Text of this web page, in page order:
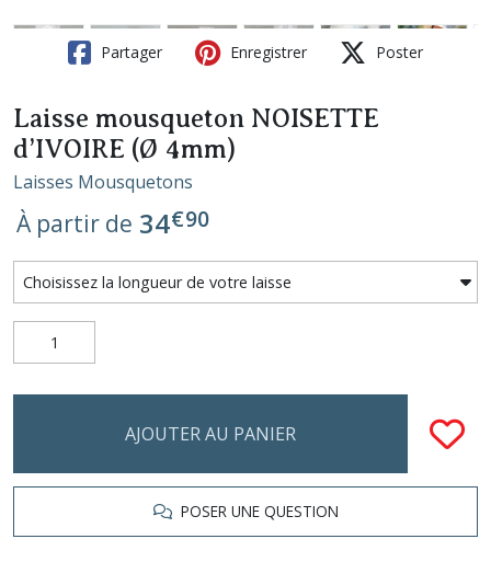
Partager Enregistrer Poster
Laisse mousqueton NOISETTE
d’IVOIRE (Ø 4mm)
Laisses Mousquetons
À partir de 34€90
AJOUTER AU PANIER
POSER UNE QUESTION